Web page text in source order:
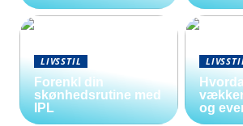
LIVSSTIL
Forenkl din
skønhedsrutine med
IPL
og